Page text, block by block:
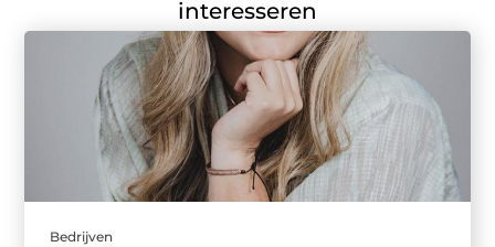
interesseren
Bedrijven